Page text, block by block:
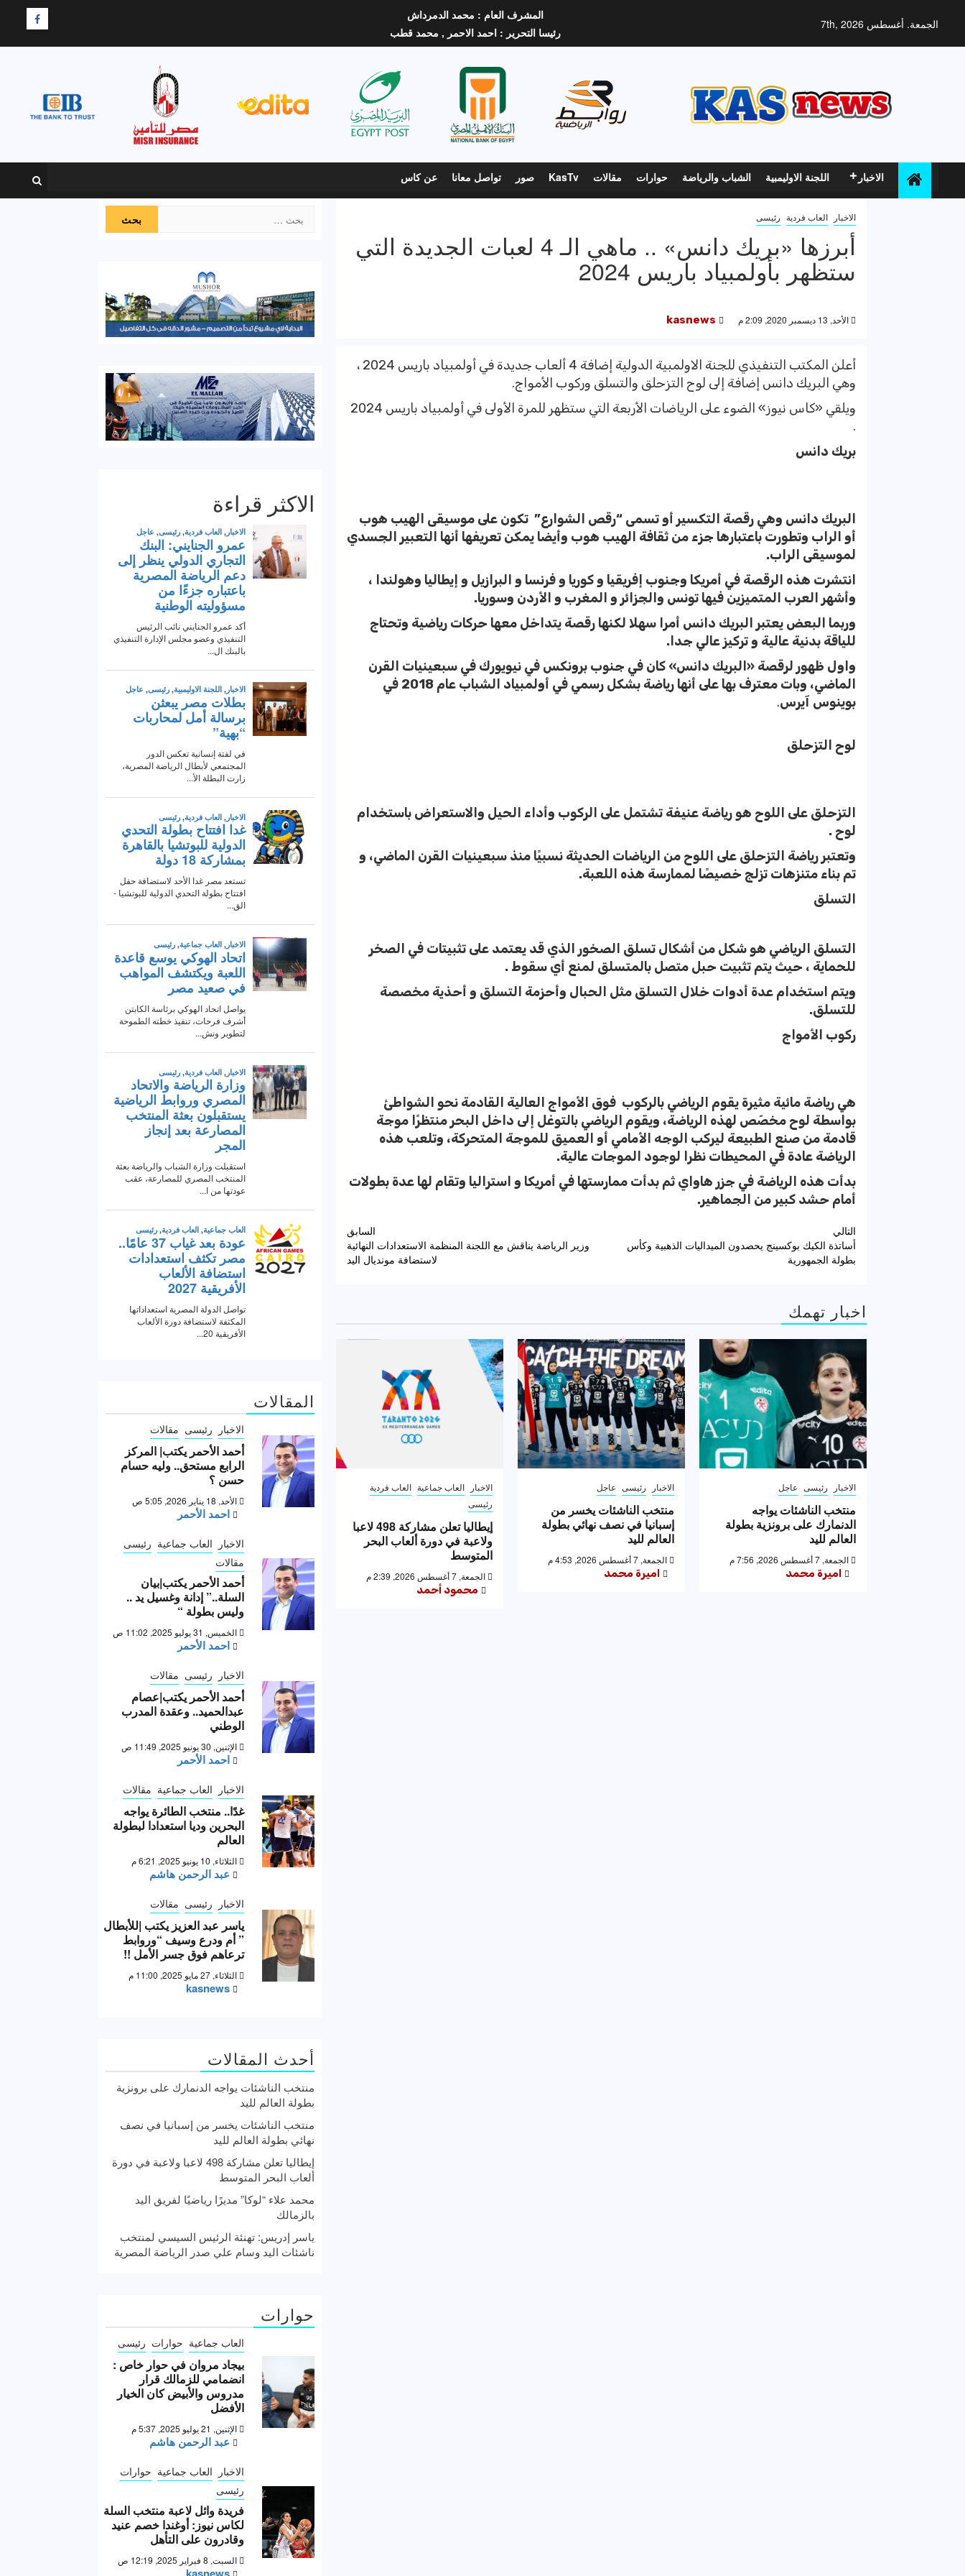
الجمعة. أغسطس 7th, 2026
المشرف العام : محمد الدمرداش
رئيسا التحرير : احمد الاحمر , محمد قطب
F
الاخبار اللجنة الاوليمبية الشباب والرياضة حوارات مقالات KasTv صور تواصل معانا عن كاس
الاخبار العاب فردية رئيسى
أبرزها «بريك دانس» .. ماهي الـ 4 لعبات الجديدة التي
ستظهر بأولمبياد باريس 2024
الأحد, 13 ديسمبر 2020, 2:09 م kasnews
أعلن المكتب التنفيذي للجنة الاولمبية الدولية إضافة 4 ألعاب جديدة في أولمبياد باريس 2024 ،
وهي البريك دانس إضافة إلى لوح التزحلق والتسلق وركوب الأمواج.
ويلقي «كاس نيوز» الضوء على الرياضات الأربعة التي ستظهر للمرة الأولى في أولمبياد باريس 2024
.
بريك دانس
البريك دانس وهي رقصة التكسير أو تسمى “رقص الشوارع” تكون على موسيقى الهيب هوب
أو الراب وتطورت باعتبارها جزء من ثقافة الهيب هوب وأيضا يمكن تعريفها أنها التعبير الجسدي
لموسيقى الراب.
انتشرت هذه الرقصة في أمريكا وجنوب إفريقيا و كوريا و فرنسا و البرازيل و إيطاليا وهولندا ،
وأشهر العرب المتميزين فيها تونس والجزائر و المغرب و الأردن وسوريا.
وربما البعض يعتبر البريك دانس أمرا سهلا لكنها رقصة يتداخل معها حركات رياضية وتحتاج
للياقة بدنية عالية و تركيز عالي جدا.
واول ظهور لرقصة «البريك دانس» كان في جنوب برونكس في نيويورك في سبعينيات القرن
الماضي، وبات معترف بها على أنها رياضة بشكل رسمي في أولمبياد الشباب عام 2018 في
بوينوس آيرس.
لوح التزحلق
التزحلق على اللوح هو رياضة عنيفة تشتمل على الركوب وأداء الحيل والاستعراض باستخدام
لوح .
وتعتبر رياضة التزحلق على اللوح من الرياضات الحديثة نسبيًا منذ سبعينيات القرن الماضي، و
تم بناء متنزهات تزلج خصيصًا لممارسة هذه اللعبة.
التسلق
التسلق الرياضي هو شكل من أشكال تسلق الصخور الذي قد يعتمد على تثبيتات في الصخر
للحماية ، حيث يتم تثبيت حبل متصل بالمتسلق لمنع أي سقوط .
ويتم استخدام عدة أدوات خلال التسلق مثل الحبال وأحزمة التسلق و أحذية مخصصة
للتسلق.
ركوب الأمواج
هي رياضة مائية مثيرة يقوم الرياضي بالركوب فوق الأمواج العالية القادمة نحو الشواطئ
بواسطة لوح مخصّص لهذه الرياضة، ويقوم الرياضي بالتوغل إلى داخل البحر منتظرًا موجة
قادمة من صنع الطبيعة ليركب الوجه الأمامي أو العميق للموجة المتحركة، وتلعب هذه
الرياضة عادة في المحيطات نظرا لوجود الموجات عالية.
بدأت هذه الرياضة في جزر هاواي ثم بدأت ممارستها في أمريكا و استراليا وتقام لها عدة بطولات
أمام حشد كبير من الجماهير.
تصفّح
المقالات
السابق
وزير الرياضة يناقش مع اللجنة المنظمة الاستعدادات النهائية
لاستضافة مونديال اليد
التالي
أساتذة الكيك بوكسينج يحصدون الميداليات الذهبية وكأس
بطولة الجمهورية
اخبار تهمك
الاخبار رئيسى عاجل
منتخب الناشئات يواجه
الدنمارك على برونزية بطولة
العالم لليد
الجمعة, 7 أغسطس 2026, 7:56 م
اميرة محمد
الاخبار رئيسى عاجل
منتخب الناشئات يخسر من
إسبانيا في نصف نهائي بطولة
العالم لليد
الجمعة, 7 أغسطس 2026, 4:53 م
اميرة محمد
الاخبار العاب جماعية العاب فردية
رئيسى
إيطاليا تعلن مشاركة 498 لاعبا
ولاعبة في دورة ألعاب البحر
المتوسط
الجمعة, 7 أغسطس 2026, 2:39 م
محمود أحمد
عن:
الاكثر قراءة
المقالات
الاخبار رئيسى مقالات
أحمد الأحمر يكتب| المركز
الرابع مستحق.. وليه حسام
حسن ؟
الأحد, 18 يناير 2026, 5:05 ص
احمد الأحمر
الاخبار العاب جماعية رئيسى
مقالات
أحمد الأحمر يكتب|بيان
السلة..” إدانة وغسيل يد ..
وليس بطولة “
الخميس, 31 يوليو 2025, 11:02 ص
احمد الأحمر
الاخبار رئيسى مقالات
أحمد الأحمر يكتب|عصام
عبدالحميد.. وعقدة المدرب
الوطني
الإثنين, 30 يونيو 2025, 11:49 ص
احمد الأحمر
الاخبار العاب جماعية مقالات
غدًا.. منتخب الطائرة يواجه
البحرين وديا استعدادا لبطولة
العالم
الثلاثاء, 10 يونيو 2025, 6:21 م
عبد الرحمن هاشم
الاخبار رئيسى مقالات
ياسر عبد العزيز يكتب |للأبطال
” أم ودرع وسيف “وروابط
ترعاهم فوق جسر الأمل !!
الثلاثاء, 27 مايو 2025, 11:00 م
kasnews
أحدث المقالات
منتخب الناشئات يواجه الدنمارك على برونزية
بطولة العالم لليد
منتخب الناشئات يخسر من إسبانيا في نصف
نهائي بطولة العالم لليد
إيطاليا تعلن مشاركة 498 لاعبا ولاعبة في دورة
ألعاب البحر المتوسط
محمد علاء “لوكا” مديرًا رياضيًا لفريق اليد
بالزمالك
ياسر إدريس: تهنئة الرئيس السيسي لمنتخب
ناشئات اليد وسام علي صدر الرياضة المصرية
حوارات
العاب جماعية حوارات رئيسى
بيجاد مروان في حوار خاص :
انضمامي للزمالك قرار
مدروس والأبيض كان الخيار
الأفضل
الإثنين, 21 يوليو 2025, 5:37 م
عبد الرحمن هاشم
الاخبار العاب جماعية حوارات
رئيسى
فريدة وائل لاعبة منتخب السلة
لكاس نيوز: أوغندا خصم عنيد
وقادرون على التأهل
السبت, 8 فبراير 2025, 12:19 ص